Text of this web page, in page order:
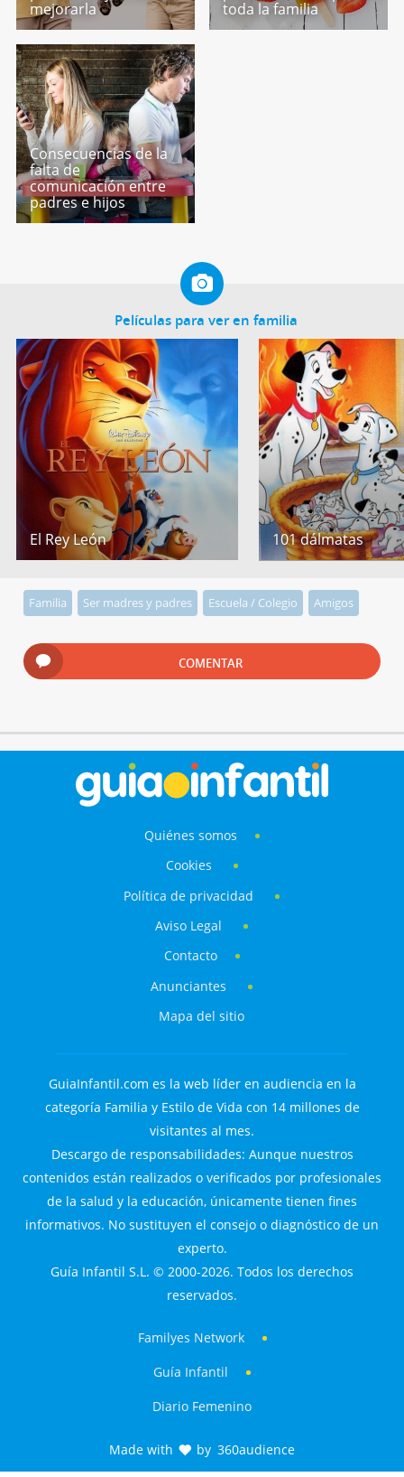
mejorarla
toda la familia
Consecuencias de la
falta de
comunicación entre
padres e hijos
Películas para ver en familia
El Rey León 101 dálmatas
Familia Ser madres y padres Escuela / Colegio Amigos
COMENTAR
Quiénes somos
Cookies
Política de privacidad
Aviso Legal
Contacto
Anunciantes
Mapa del sitio
GuiaInfantil.com es la web líder en audiencia en la
categoría Familia y Estilo de Vida con 14 millones de
visitantes al mes.
Descargo de responsabilidades: Aunque nuestros
contenidos están realizados o verificados por profesionales
de la salud y la educación, únicamente tienen fines
informativos. No sustituyen el consejo o diagnóstico de un
experto.
Guía Infantil S.L. © 2000-2026. Todos los derechos
reservados.
Familyes Network
Guía Infantil
Diario Femenino
Made with by 360audience